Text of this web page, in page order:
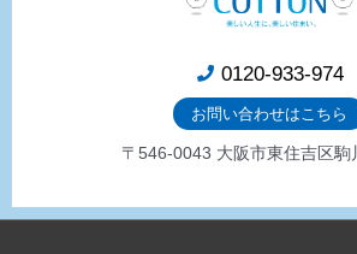
0120-933-974
お問い合わせはこちら
〒546-0043 大阪市東住吉区駒